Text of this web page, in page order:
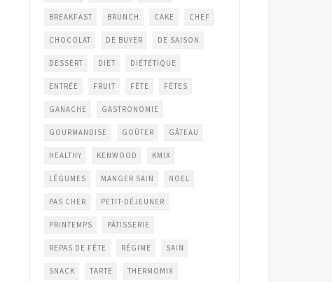
BREAKFAST BRUNCH CAKE CHEF
CHOCOLAT DE BUYER DE SAISON
DESSERT DIET DIÉTÉTIQUE
ENTRÉE FRUIT FÊTE FÊTES
GANACHE GASTRONOMIE
GOURMANDISE GOÛTER GÂTEAU
HEALTHY KENWOOD KMIX
LÉGUMES MANGER SAIN NOEL
PAS CHER PETIT-DÉJEUNER
PRINTEMPS PÂTISSERIE
REPAS DE FÊTE RÉGIME SAIN
SNACK TARTE THERMOMIX